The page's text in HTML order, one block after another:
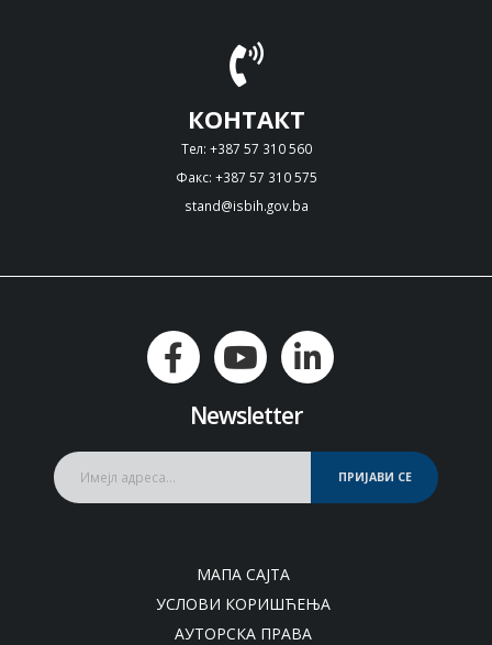
КОНТАКТ
Тел: +387 57 310 560
Факс: +387 57 310 575
stand@isbih.gov.ba
Newsletter
ПРИЈАВИ СЕ
МАПА САЈТА
УСЛОВИ КОРИШЋЕЊА
АУТОРСКА ПРАВА